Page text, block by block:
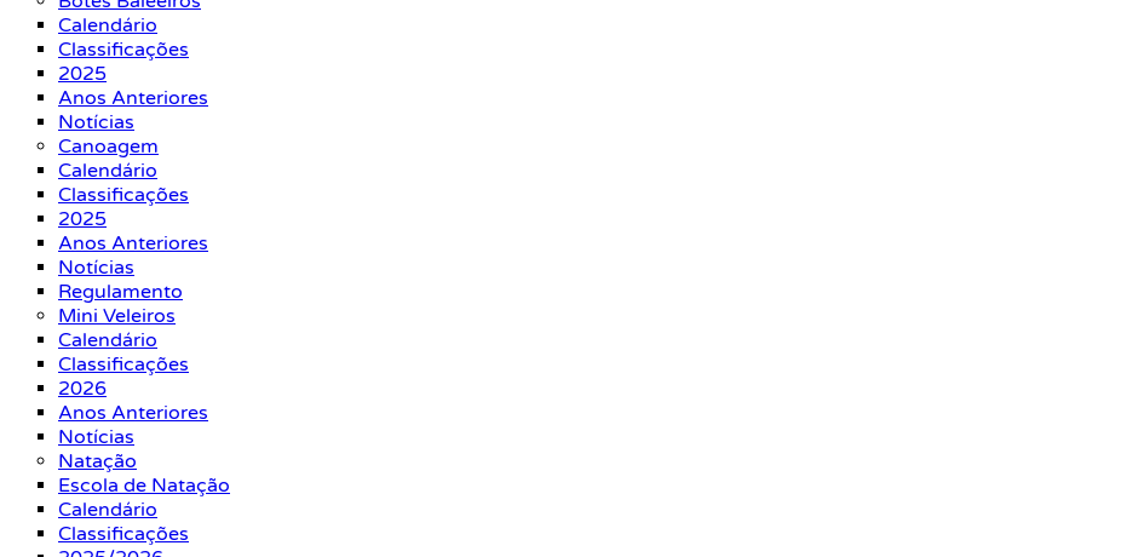
Calendário
Classificações
2025
Anos Anteriores
Notícias
Canoagem
Calendário
Classificações
2025
Anos Anteriores
Notícias
Regulamento
Mini Veleiros
Calendário
Classificações
2026
Anos Anteriores
Notícias
Natação
Escola de Natação
Calendário
Classificações